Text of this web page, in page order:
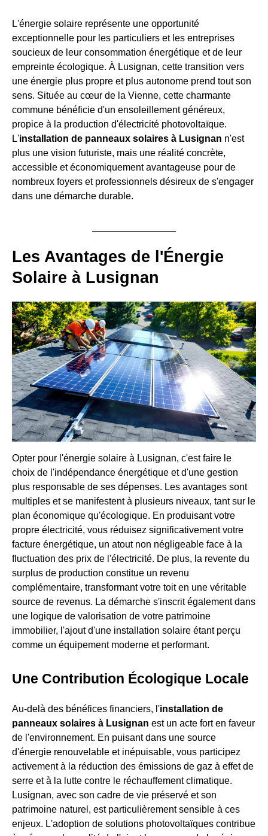
L'énergie solaire représente une opportunité
exceptionnelle pour les particuliers et les entreprises
soucieux de leur consommation énergétique et de leur
empreinte écologique. À Lusignan, cette transition vers
une énergie plus propre et plus autonome prend tout son
sens. Située au cœur de la Vienne, cette charmante
commune bénéficie d'un ensoleillement généreux,
propice à la production d'électricité photovoltaïque.
L'installation de panneaux solaires à Lusignan n'est
plus une vision futuriste, mais une réalité concrète,
accessible et économiquement avantageuse pour de
nombreux foyers et professionnels désireux de s'engager
dans une démarche durable.
Les Avantages de l'Énergie
Solaire à Lusignan
Opter pour l'énergie solaire à Lusignan, c'est faire le
choix de l'indépendance énergétique et d'une gestion
plus responsable de ses dépenses. Les avantages sont
multiples et se manifestent à plusieurs niveaux, tant sur le
plan économique qu'écologique. En produisant votre
propre électricité, vous réduisez significativement votre
facture énergétique, un atout non négligeable face à la
fluctuation des prix de l'électricité. De plus, la revente du
surplus de production constitue un revenu
complémentaire, transformant votre toit en une véritable
source de revenus. La démarche s'inscrit également dans
une logique de valorisation de votre patrimoine
immobilier, l'ajout d'une installation solaire étant perçu
comme un équipement moderne et performant.
Une Contribution Écologique Locale
Au-delà des bénéfices financiers, l'installation de
panneaux solaires à Lusignan est un acte fort en faveur
de l'environnement. En puisant dans une source
d'énergie renouvelable et inépuisable, vous participez
activement à la réduction des émissions de gaz à effet de
serre et à la lutte contre le réchauffement climatique.
Lusignan, avec son cadre de vie préservé et son
patrimoine naturel, est particulièrement sensible à ces
enjeux. L'adoption de solutions photovoltaïques contribue